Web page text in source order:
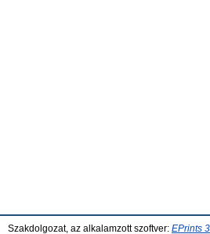
Szakdolgozat, az alkalamzott szoftver: EPrints 3